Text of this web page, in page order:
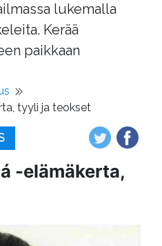
lukemalla
Kerää
paikkaan
tyyli ja teokset
-elämäkerta,